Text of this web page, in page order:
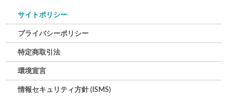
サイトポリシー
プライバシーポリシー
特定商取引法
環境宣言
情報セキュリティ方針 (ISMS)